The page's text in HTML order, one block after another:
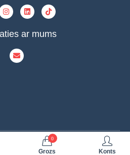
ar mums
Reserved | Powered by INOVAT
0
Grozs Konts